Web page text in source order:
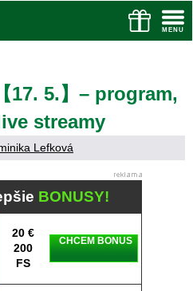
17. 5.】– program,
streamy
Lefková
BONUSY!
20 €
200
FS
CHCEM BONUS